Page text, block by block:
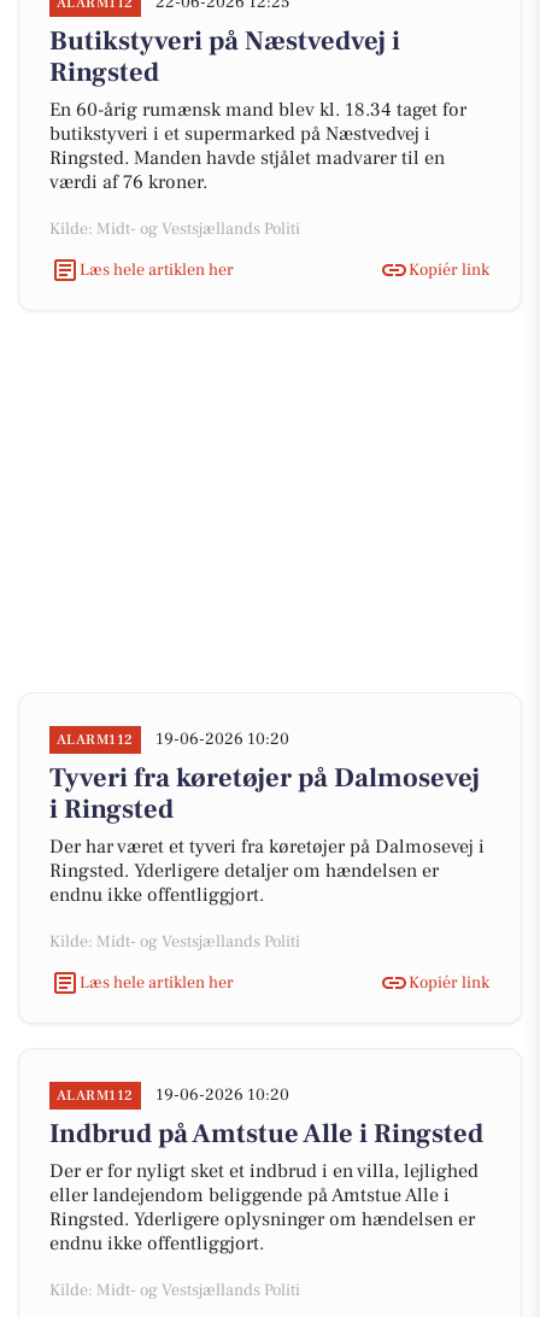
Butikstyveri på Næstvedvej i
Ringsted
En 60-årig rumænsk mand blev kl. 18.34 taget for
butikstyveri i et supermarked på Næstvedvej i
Ringsted. Manden havde stjålet madvarer til en
værdi af 76 kroner.
Kilde: Midt- og Vestsjællands Politi
Læs hele artiklen her
Kopiér link
ALARM112 19-06-2026 10:20
Tyveri fra køretøjer på Dalmosevej
i Ringsted
Der har været et tyveri fra køretøjer på Dalmosevej i
Ringsted. Yderligere detaljer om hændelsen er
endnu ikke offentliggjort.
Kilde: Midt- og Vestsjællands Politi
Læs hele artiklen her
Kopiér link
ALARM112 19-06-2026 10:20
Indbrud på Amtstue Alle i Ringsted
Der er for nyligt sket et indbrud i en villa, lejlighed
eller landejendom beliggende på Amtstue Alle i
Ringsted. Yderligere oplysninger om hændelsen er
endnu ikke offentliggjort.
Kilde: Midt- og Vestsjællands Politi